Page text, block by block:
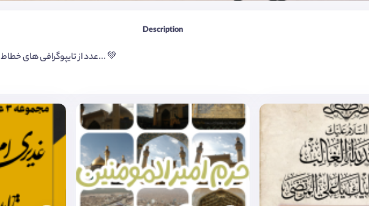
Description
۱۰ عدد از تایپوگرافی های خطاط عراقی محمد المشرفاوی درباره حضرت علی (ع)... 💚